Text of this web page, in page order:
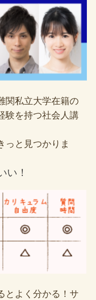
関私立大学在籍の
験を持つ社会人講
っと見つかりま
い！
とよく分かる！サ